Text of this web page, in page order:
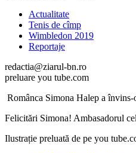
Actualitate
Tenis de cîmp
Wimbledon 2019
Reportaje
redactia@ziarul-bn.ro
preluare you tube.com
Românca Simona Halep a
Felicitări Simona! Ambasadorul
Ilustrație preluată de pe you